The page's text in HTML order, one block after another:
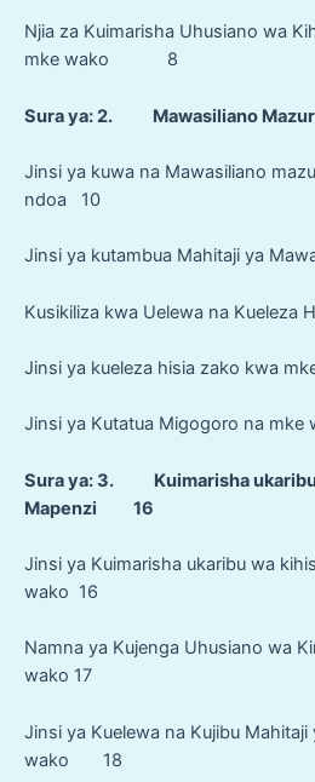
Njia za Kuimarisha Uhusiano wa
mke wako 8
Sura ya: 2. Mawasiliano
Jinsi ya kuwa na Mawasiliano
ndoa 10
Jinsi ya kutambua Mahitaji ya
Kusikiliza kwa Uelewa na Kueleza
Jinsi ya kueleza hisia zako
Jinsi ya Kutatua Migogoro na
Sura ya: 3. Kuimarisha ukaribu
Mapenzi 16
Jinsi ya Kuimarisha ukaribu wa
wako 16
Namna ya Kujenga Uhusiano wa
wako 17
Jinsi ya Kuelewa na Kujibu
wako 18